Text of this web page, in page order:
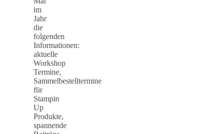
im
Jahr
die
folgenden
Informationen:
aktuelle
Workshop
Termine,
Sammelbestelltermine
für
Stampin
Up
Produkte,
spannende